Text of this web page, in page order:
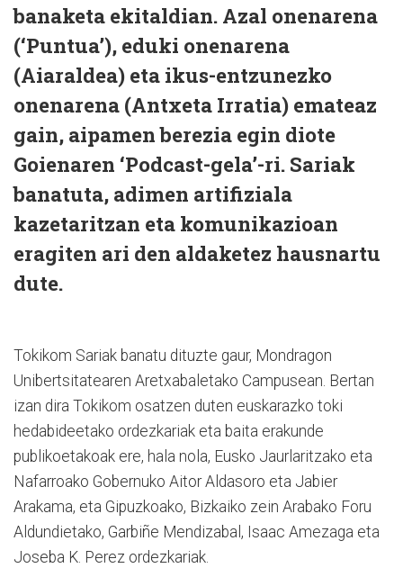
banaketa ekitaldian. Azal onenarena
(‘Puntua’), eduki onenarena
(Aiaraldea) eta ikus-entzunezko
onenarena (Antxeta Irratia) emateaz
gain, aipamen berezia egin diote
Goienaren ‘Podcast-gela’-ri. Sariak
banatuta, adimen artifiziala
kazetaritzan eta komunikazioan
eragiten ari den aldaketez hausnartu
dute.
Tokikom Sariak banatu dituzte gaur, Mondragon
Unibertsitatearen Aretxabaletako Campusean. Bertan
izan dira Tokikom osatzen duten euskarazko toki
hedabideetako ordezkariak eta baita erakunde
publikoetakoak ere, hala nola, Eusko Jaurlaritzako eta
Nafarroako Gobernuko Aitor Aldasoro eta Jabier
Arakama, eta Gipuzkoako, Bizkaiko zein Arabako Foru
Aldundietako, Garbiñe Mendizabal, Isaac Amezaga eta
Joseba K. Perez ordezkariak.